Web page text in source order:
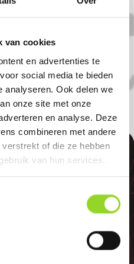
van cookies
en advertenties te
social media te bieden
analyseren. Ook delen we
onze site met onze
en analyse. Deze
combineren met andere
of die ze hebben
van hun services.
U bent van
uiteraard ook
Geuzenveld of